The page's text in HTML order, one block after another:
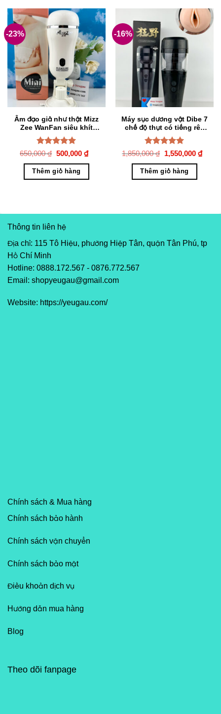
-23%
Âm đạo giả như thật Mizz
Zee WanFan siêu khít
mềm mịn
Được xếp
5 sao
650,000₫ Giá
là:
650,000 ₫.
500,000 ₫
Thêm giỏ hàng
-16%
Máy sục dương vật Dibe 7
chế độ thụt có tiếng rên
như thật
Được xếp
5 sao
1,850,000₫ Giá
gốc
là:
1,850,000 ₫.
1,550,000 ₫
Thêm giỏ hàng
Thông tin liên hệ
Địa chỉ: 115 Tô Hiệu, phường Hiệp Tân, quận Tân Phú, tp
Hồ Chí Minh
Hotline: 0888.172.567 - 0876.772.567
Email: shopyeugau@gmail.com
Website: https://yeugau.com/
Chính sách & Mua hàng
Chính sách bảo hành
Chính sách vận chuyển
Chính sách bảo mật
Điều khoản dịch vụ
Hướng dẫn mua hàng
Blog
Theo dõi fanpage